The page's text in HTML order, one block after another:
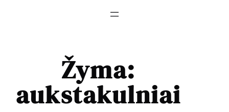
Žyma:
aukstakulniai